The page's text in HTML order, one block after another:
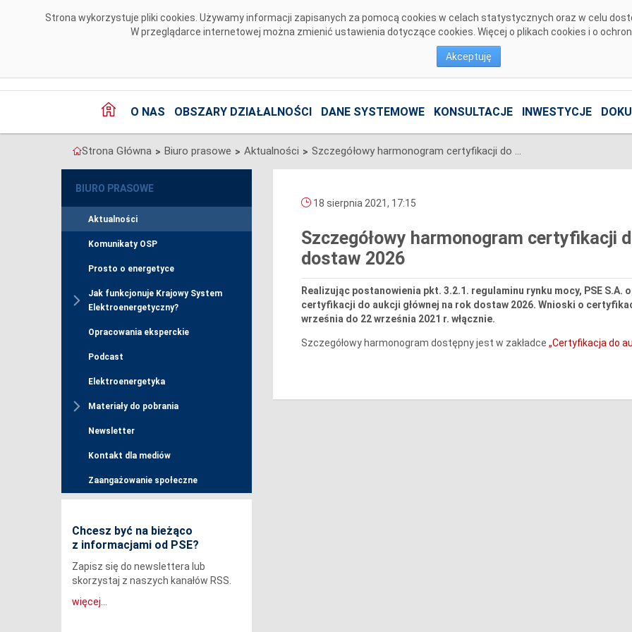
Strona wykorzystuje pliki cookies. Używamy informacji zapisanych za pomocą cookies w celach statystycznych oraz w celu
W przeglądarce internetowej można zmienić ustawienia dotyczące cookies. Więcej o plikach cookies i o
Akceptuję
O NAS OBSZARY DZIAŁALNOŚCI DANE SYSTEMOWE KONSULTACJE INWESTYCJE
Strona Główna > Biuro prasowe > Aktualności > Szczegółowy harmonogram certyfikacji do aukcji głównej na rok dostaw 2026
BIURO PRASOWE
Aktualności
Komunikaty OSP
Prosto o energetyce
Jak funkcjonuje Krajowy System
Elektroenergetyczny?
Opracowania eksperckie
Podcast
Elektroenergetyka
Materiały do pobrania
Newsletter
Kontakt dla mediów
Zaangażowanie społeczne
Chcesz być na bieżąco
z informacjami od PSE?
Zapisz się do newslettera lub
skorzystaj z naszych kanałów RSS.
więcej...
18 sierpnia 2021, 17:15
Szczegółowy harmonogram certyfikacji
dostaw 2026
Realizując postanowienia pkt. 3.2.1. regulaminu rynku mocy, PSE S.A.
certyfikacji do aukcji głównej na rok dostaw 2026. Wnioski o
września do 22 września 2021 r. włącznie.
Szczegółowy harmonogram dostępny jest w zakładce „Certyfikacja do